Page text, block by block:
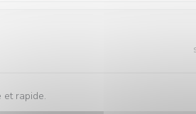
et rapide.